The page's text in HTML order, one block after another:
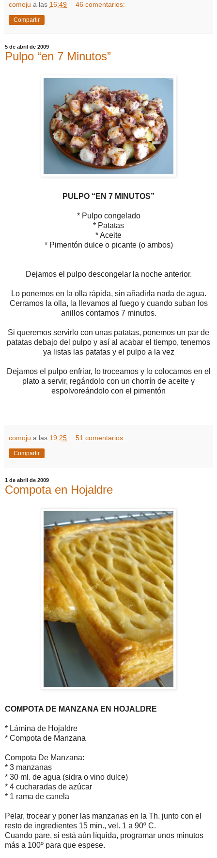
comoju a las 16:49 46 comentarios:
Compartir
5 de abril de 2009
Pulpo “en 7 Minutos”
PULPO “EN 7 MINUTOS”
* Pulpo congelado
* Patatas
* Aceite
* Pimentón dulce o picante (o ambos)
Dejamos el pulpo descongelar la noche anterior.
Lo ponemos en la olla rápida, sin añadirla nada de agua.
Cerramos la olla, la llevamos al fuego y cuando suban los
anillos contamos 7 minutos.
Si queremos servirlo con unas patatas, ponemos un par de
patatas debajo del pulpo y así al acabar el tiempo, tenemos
ya listas las patatas y el pulpo a la vez
Dejamos el pulpo enfriar, lo troceamos y lo colocamos en el
plato a servir, regándolo con un chorrín de aceite y
espolvoreándolo con el pimentón
comoju a las 19:25 51 comentarios:
Compartir
1 de abril de 2009
Compota en Hojaldre
COMPOTA DE MANZANA EN HOJALDRE
* Lámina de Hojaldre
* Compota de Manzana
Compota De Manzana:
* 3 manzanas
* 30 ml. de agua (sidra o vino dulce)
* 4 cucharadas de azúcar
* 1 rama de canela
Pelar, trocear y poner las manzanas en la Th. junto con el
resto de ingredientes 15 min., vel. 1 a 90º C.
Cuando pare, si está aún líquida, programar unos minutos
más a 100º para que espese.